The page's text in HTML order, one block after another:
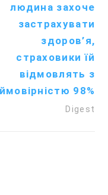
людина захоче
застрахувати
здоров’я,
страховики їй
відмовлять з
ймовірністю 98%
Digest